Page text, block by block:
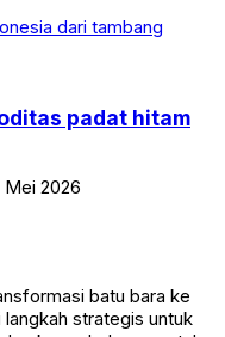
padat hitam
2026
batu bara ke
strategis untuk